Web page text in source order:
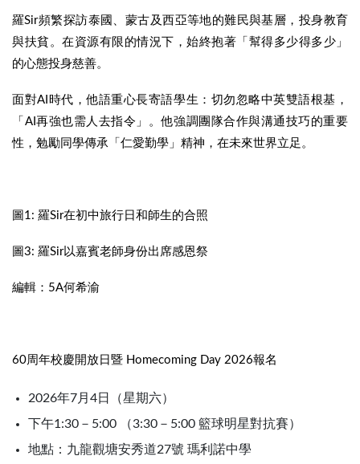
羅Sir頻繁探訪泰國、蒙古及西亞等地的難民與基層，投身教育
與扶貧。在資源有限的情況下，始終抱著「幫得多少得多少」
的心態投身慈善。
面對AI時代，他語重心長寄語學生：切勿忽略中英雙語根基，
「AI再強也需人去指令」。他強調團隊合作與溝通技巧的重要
性，勉勵同學傳承「仁愛勤學」精神，在未來世界立足。
圖1: 羅Sir在初中旅行日和師生的合照
圖3: 羅Sir以嘉賓老師身份出席感恩祭
編輯：5A何希渝
60周年校慶開放日暨 Homecoming Day 2026報名
2026年7月4日（星期六）
下午1:30－5:00 （3:30－5:00 籃球明星對抗賽）
地點：九龍觀塘安秀道27號 瑪利諾中學